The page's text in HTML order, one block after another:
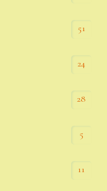
51
24
28
5
11